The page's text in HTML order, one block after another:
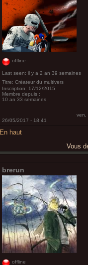
offline
Last seen: il y a 2 an 39 semaines
Titre: Créateur du multivers
Inscription: 17/12/2015
Membre depuis :
10 an 33 semaines
ven,
26/05/2017 - 18:41
En haut
Vous
brerun
offline